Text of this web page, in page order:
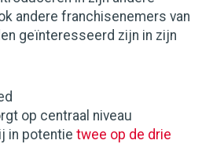
andere franchisenemers van
geïnteresseerd zijn in zijn
op centraal niveau
in potentie twee op de drie